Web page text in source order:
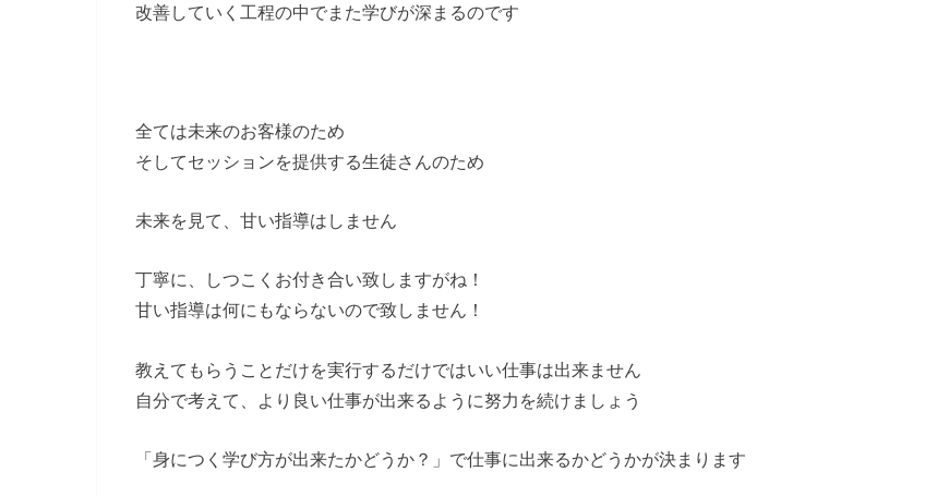
改善していく工程の中でまた学びが深まるのです
全ては未来のお客様のため
そしてセッションを提供する生徒さんのため
未来を見て、甘い指導はしません
丁寧に、しつこくお付き合い致しますがね！
甘い指導は何にもならないので致しません！
教えてもらうことだけを実行するだけではいい仕事は出来ません
自分で考えて、より良い仕事が出来るように努力を続けましょう
「身につく学び方が出来たかどうか？」で仕事に出来るかどうかが決まります